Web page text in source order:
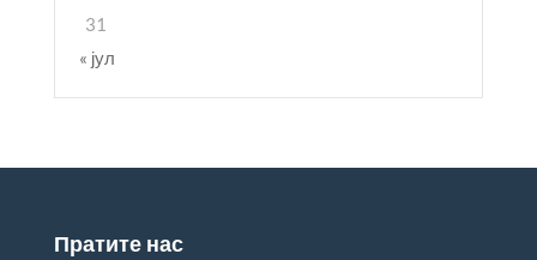
31
« јул
Пратите нас